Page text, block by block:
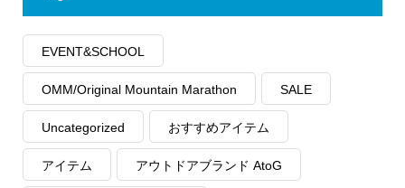
EVENT&SCHOOL
OMM/Original Mountain Marathon SALE
Uncategorized おすすめアイテム
アイテム アウトドアブランド AtoG